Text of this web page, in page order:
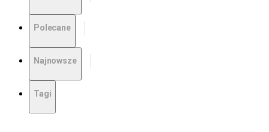
Polecane
Najnowsze
Tagi